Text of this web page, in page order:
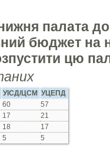
палата
бюджет на
цю
УІСД/ЦСМ
УЦЕПД
60
57
17
21
18
17
5 5